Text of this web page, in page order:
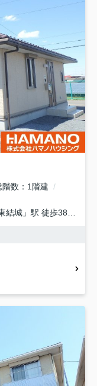
階数
1階建
結城 」駅 徒歩38分